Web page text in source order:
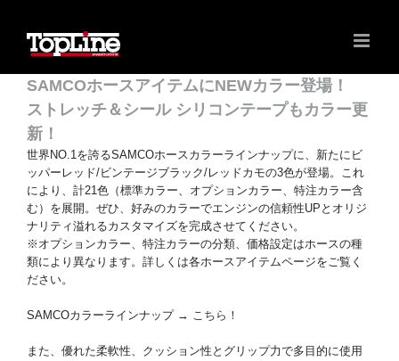
SAMCOホースアイテムにNEWカラー登場！
ストレッチ＆シール シリコンテープもカラー更
新！
世界NO.1を誇るSAMCOホースカラーラインナップに、新たにビ
ッパーレッド/ビンテージブラック/レッドカモの3色が登場。これ
により、計21色（標準カラー、オプションカラー、特注カラー含
む）を展開。ぜひ、好みのカラーでエンジンの信頼性UPとオリジ
ナリティ溢れるカスタマイズを完成させてください。
※オプションカラー、特注カラーの分類、価格設定はホースの種
類により異なります。詳しくは各ホースアイテムページをご覧く
ださい。
SAMCOカラーラインナップ → こちら！
また、優れた柔軟性、クッション性とグリップ力で多目的に使用